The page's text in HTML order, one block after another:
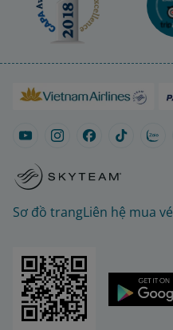
Sơ đồ trangLiên hệ mua vé